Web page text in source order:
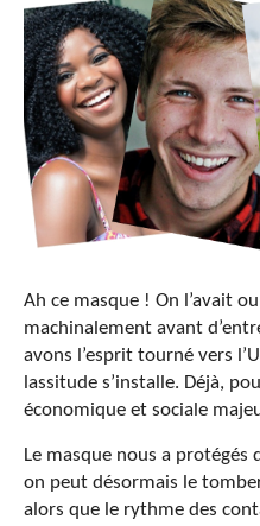
Ah ce masque ! On l’avait
machinalement avant
avons l’esprit tourné vers
lassitude s’installe. Déjà,
économique et sociale
Le masque nous a protégés
on peut désormais le
alors que le rythme des